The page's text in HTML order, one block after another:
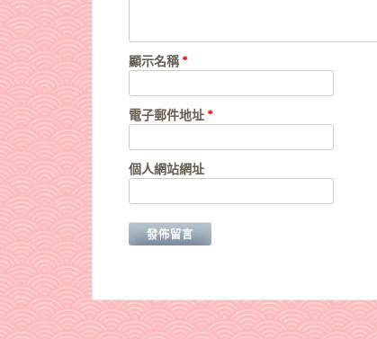
顯示名稱*
電子郵件地址 *
個人網站網址